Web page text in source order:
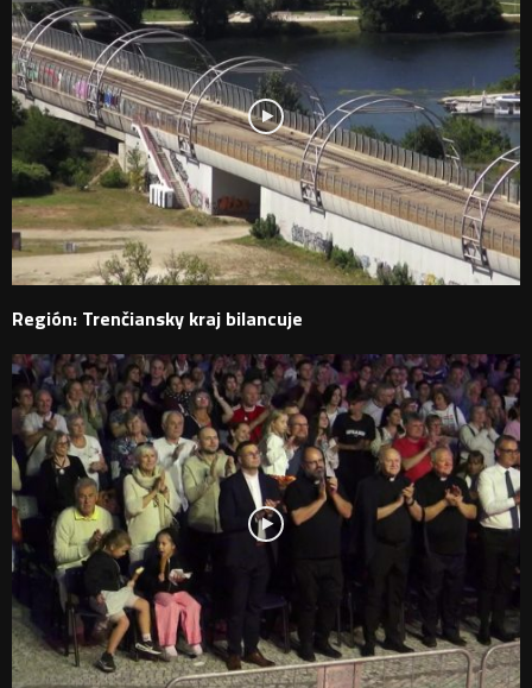
Región: Trenčiansky kraj bilancuje